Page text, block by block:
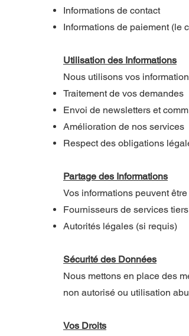
Informations de contact
Informations de paiement (le
Utilisation des Informations
Nous utilisons vos
Traitement de vos demandes
Envoi de newsletters et
Amélioration de nos services
Respect des obligations
Partage des Informations
Vos informations peuvent être
Fournisseurs de services tiers
Autorités légales (si requis)
Sécurité des Données
Nous mettons en place des
non autorisé ou utilisation
Vos Droits